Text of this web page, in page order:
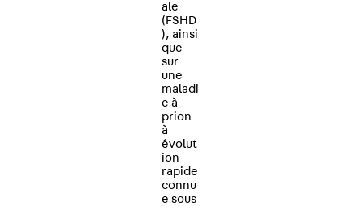
ale
(FSHD
), ainsi
que
sur
une
maladi
e à
prion
à
évolut
ion
rapide
connu
e sous